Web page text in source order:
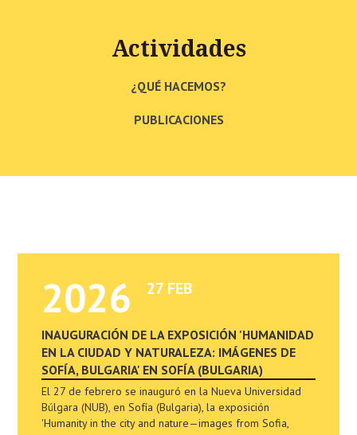
Actividades
¿QUÉ HACEMOS?
PUBLICACIONES
2026 27 FEB
INAUGURACIÓN DE LA EXPOSICIÓN 'HUMANIDAD
EN LA CIUDAD Y NATURALEZA: IMÁGENES DE
SOFÍA, BULGARIA' EN SOFÍA (BULGARIA)
El 27 de febrero se inauguró en la Nueva Universidad
Búlgara (NUB), en Sofía (Bulgaria), la exposición
'Humanity in the city and nature—images from Sofia,